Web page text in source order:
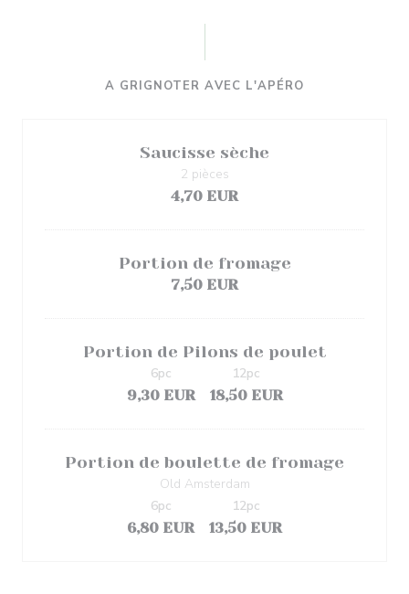
A GRIGNOTER AVEC L'APÉRO
Saucisse sèche
2 pièces
4,70 EUR
Portion de fromage
7,50 EUR
Portion de Pilons de poulet
9,30 EUR
6pc
18,50 EUR
12pc
Portion de boulette de fromage
Old Amsterdam
6,80 EUR
6pc
13,50 EUR
12pc